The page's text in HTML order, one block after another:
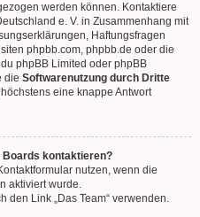
werden können. Kontaktiere
e. V. in Zusammenhang mit
Haftungsfragen
phpbb.com, phpbb.de oder die
phpBB Limited oder phpBB
die Softwarenutzung durch Dritte
eine knappe Antwort
Boards kontaktieren?
nutzen, wenn die
aktiviert wurde.
den Link „Das Team“ verwenden.